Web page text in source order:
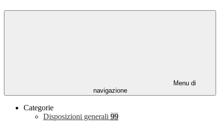
Menu di
navigazione
Categorie
Disposizioni generali 99